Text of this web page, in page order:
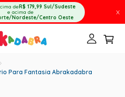
deR$ 179,99 Sul/Sudeste
e acima de
Nordeste/Centro Oeste
X
Para Fantasia Abrakadabra